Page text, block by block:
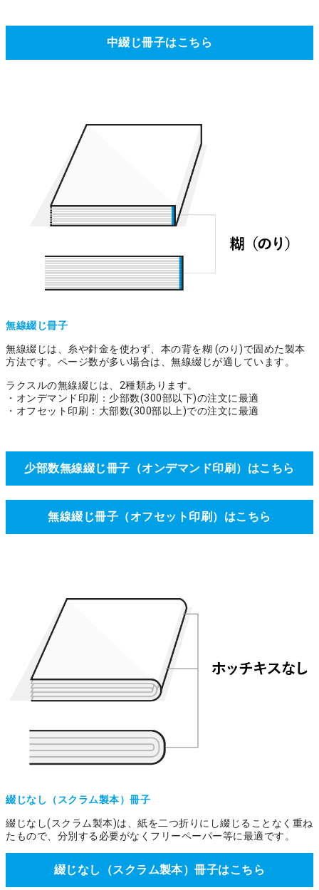
中綴じ冊子はこちら
無線綴じ冊子
無線綴じは、糸や針金を使わず、本の背を糊 (のり)で固めた製本
方法です。ページ数が多い場合は、無線綴じが適しています。
ラクスルの無線綴じは、2種類あります。
・オンデマンド印刷：少部数(300部以下)の注文に最適
・オフセット印刷：大部数(300部以上)での注文に最適
少部数無線綴じ冊子（オンデマンド印刷）はこちら
無線綴じ冊子（オフセット印刷）はこちら
綴じなし（スクラム製本）冊子
綴じなし(スクラム製本)は、紙を二つ折りにし綴じることなく重ね
たもので、分別する必要がなくフリーペーパー等に最適です。
綴じなし（スクラム製本）冊子はこちら